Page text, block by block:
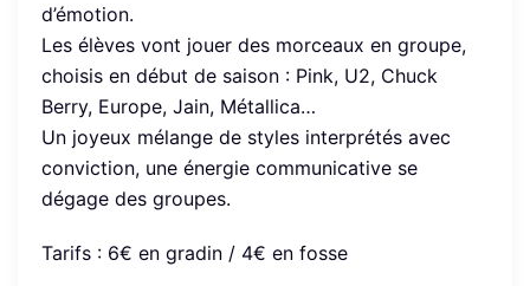
d’émotion.
Les élèves vont jouer des morceaux en groupe,
choisis en début de saison : Pink, U2, Chuck
Berry, Europe, Jain, Métallica…
Un joyeux mélange de styles interprétés avec
conviction, une énergie communicative se
dégage des groupes.
Tarifs : 6€ en gradin / 4€ en fosse